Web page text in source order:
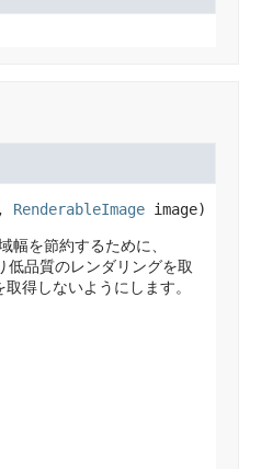
RenderableImage image)
幅を節約するために、
品質のレンダリングを取
得しないようにします。